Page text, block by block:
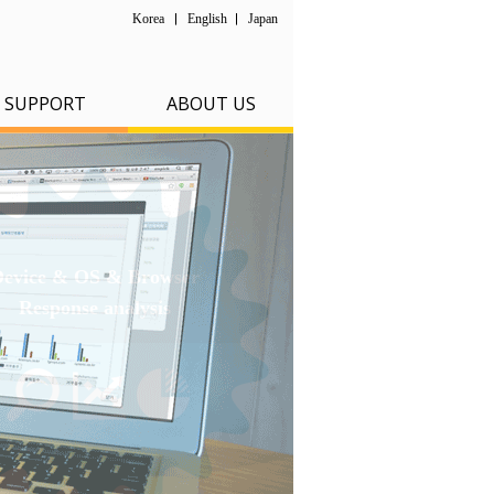
SUPPORT ABOUT US
Korea English Japan
& OS & Browser
Response analysis